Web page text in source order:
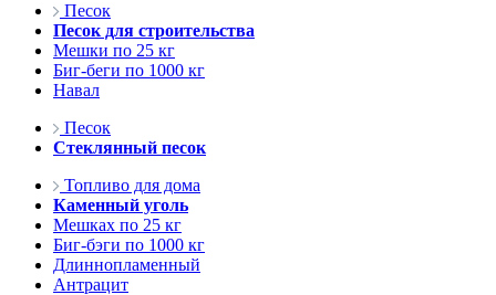
Песок
Песок для строительства
Мешки по 25 кг
Биг-беги по 1000 кг
Навал
Песок
Стеклянный песок
Топливо для дома
Каменный уголь
Мешках по 25 кг
Биг-бэги по 1000 кг
Длиннопламенный
Антрацит